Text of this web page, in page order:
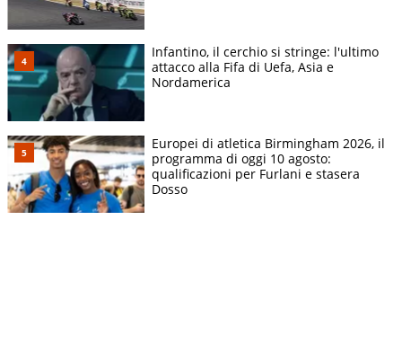
Infantino, il cerchio si stringe: l'ultimo
attacco alla Fifa di Uefa, Asia e
Nordamerica
Europei di atletica Birmingham 2026, il
programma di oggi 10 agosto:
qualificazioni per Furlani e stasera
Dosso